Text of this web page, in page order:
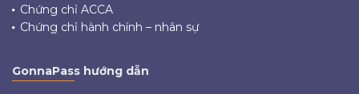
Chứng chỉ ACCA
Chứng chỉ hành chính – nhân sự
GonnaPass hướng dẫn